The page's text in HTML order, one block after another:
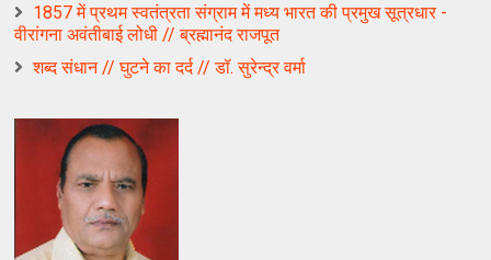
1857 में प्रथम स्वतंत्रता संग्राम में मध्य भारत की प्रमुख सूत्रधार -
वीरांगना अवंतीबाई लोधी // ब्रह्मानंद राजपूत
शब्द संधान // घुटने का दर्द // डॉ. सुरेन्द्र वर्मा